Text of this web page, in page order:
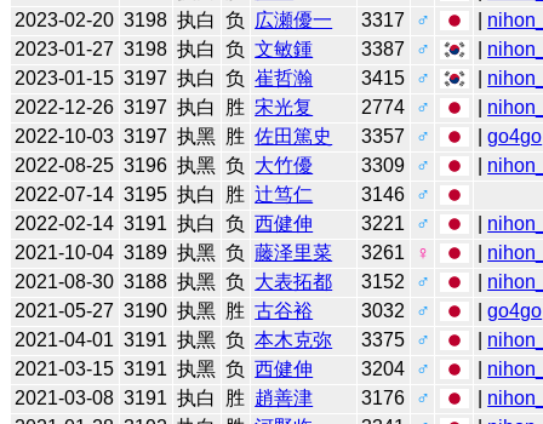
2023-02-20 3198 执白 负 広瀬優一 3317 ♂
2023-01-27 3198 执白 负 文敏鍾 3387 ♂
2023-01-15 3197 执白 负 崔哲瀚 3415 ♂
2022-12-26 3197 执白 胜 宋光复 2774 ♂
2022-10-03 3197 执黑 胜 佐田篤史 3357 ♂ |go4go
2022-08-25 3196 执黑 负 大竹優 3309 ♂
2022-07-14 3195 执白 胜 辻笃仁 3146
♂
2022-02-14 3191 执白 负 西健伸 3221 ♂
2021-10-04 3189 执黑 负 藤泽里菜 3261 ♀
2021-08-30 3188 执黑 负 大表拓都 3152 ♂
2021-05-27 3190 执黑 胜 古谷裕 3032 ♂ |go4go
2021-04-01 3191 执黑 负 本木克弥 3375 ♂
2021-03-15 3191 执黑 负 西健伸 3204 ♂
2021-03-08 3191 执白 胜 趙善津 3176 ♂